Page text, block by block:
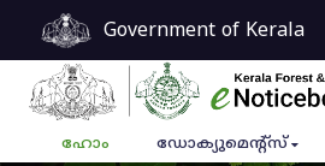
Government of Kerala
ഹോം ഡോക്യുമെൻ്റ്സ്